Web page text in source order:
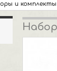
и комплекты